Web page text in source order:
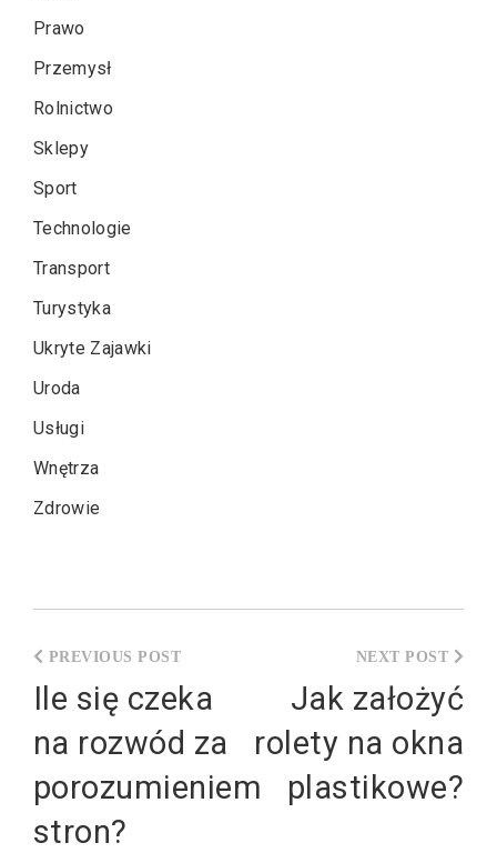
Prawo
Przemysł
Rolnictwo
Sklepy
Sport
Technologie
Transport
Turystyka
Ukryte Zajawki
Uroda
Usługi
Wnętrza
Zdrowie
wpisu
Ile się czeka
na rozwód za
porozumieniem
stron?
Jak założyć
rolety na okna
plastikowe?